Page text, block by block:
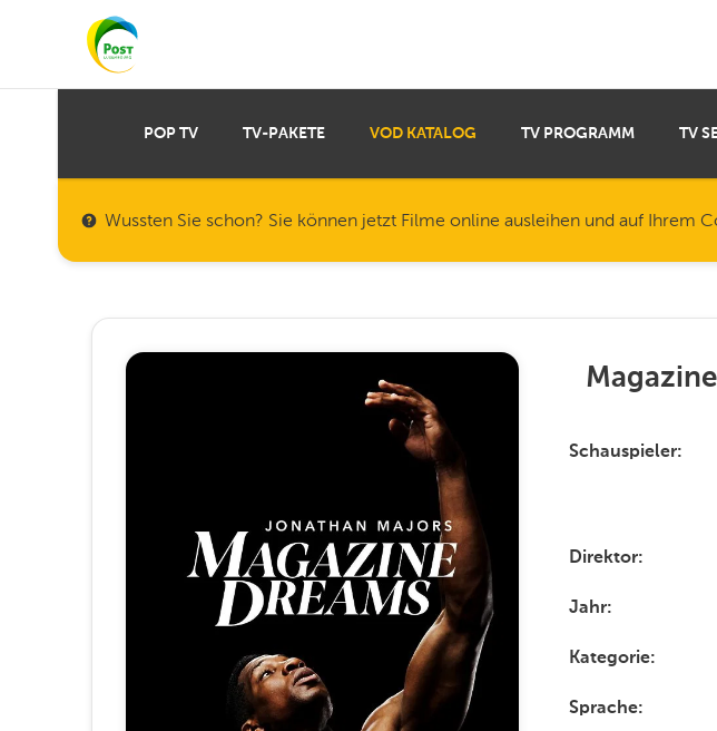
POP TV TV-PAKETE VOD KATALOG TV PROGRAMM TV
Wussten Sie schon? Sie können jetzt Filme online ausleihen und auf Ihrem
Schauspieler
Direktor
Jahr
Kategorie
Sprache